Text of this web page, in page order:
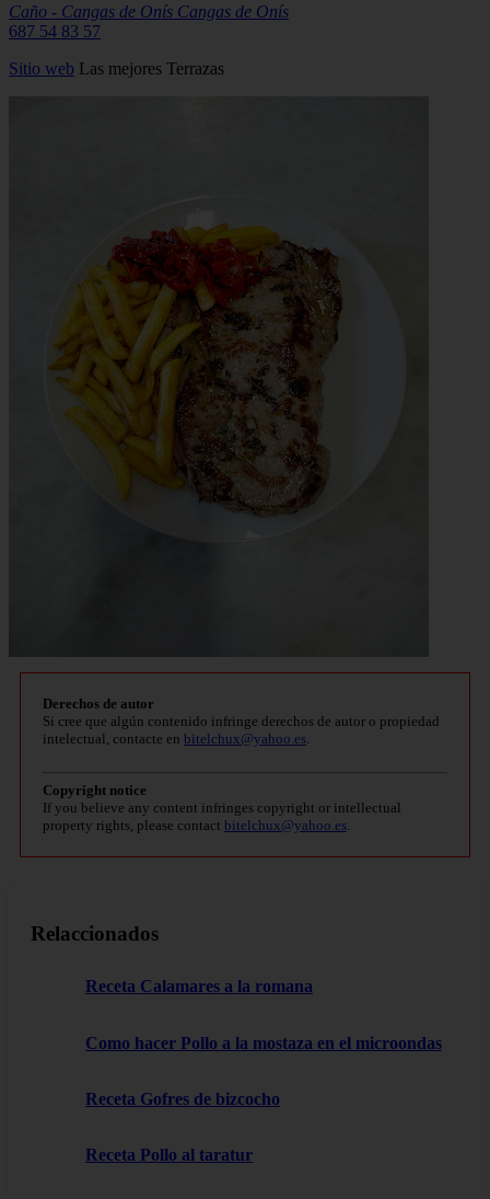
Caño - Cangas de Onís Cangas de Onís
687 54 83 57
Sitio web Las mejores Terrazas
Derechos de autor
Si cree que algún contenido infringe derechos de autor o propiedad
intelectual, contacte en bitelchux@yahoo.es
Copyright notice
If you believe any content infringes copyright or intellectual
property rights, please contact bitelchux@yahoo.es
Relaccionados
Receta Calamares a la romana
Como hacer Pollo a la mostaza en el microondas
Receta Gofres de bizcocho
Receta Pollo al taratur